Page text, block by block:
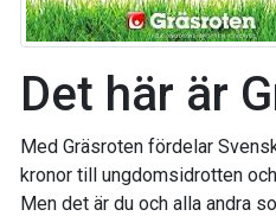
Det här är
Med Gräsroten fördelar
kronor till ungdomsidrotten
Men det är du och alla andra